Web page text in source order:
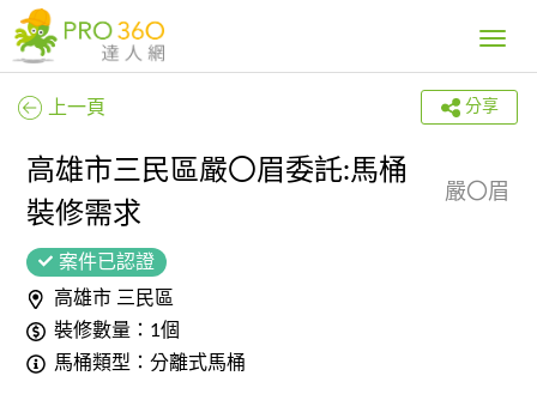
Toggle
上一頁 分享
高雄市三民區嚴〇眉委託:馬桶
裝修需求
嚴〇眉
案件已認證
高雄市 三民區
裝修數量：1個
馬桶類型：分離式馬桶